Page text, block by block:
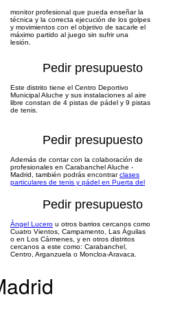
Pedir presupuesto
Pedir presupuesto
Pedir presupuesto
monitor profesional que pueda enseñar la
técnica y la correcta ejecución de los golpes
y movimientos con el objetivo de sacarle el
máximo partido al juego sin sufrir una
lesión.
Este distrito tiene el Centro Deportivo
Municipal Aluche y sus instalaciones al aire
libre constan de 4 pistas de pádel y 9 pistas
de tenis.
Además de contar con la colaboración de
profesionales en Carabanchel Aluche -
Madrid, también podrás encontrarclases
particulares de tenis y pádel en Puerta del
Ángel Lucero u otros barrios cercanos como
Cuatro Vientos, Campamento, Las Águilas
o en Los Cármenes, y en otros distritos
cercanos a este como: Carabanchel,
Centro, Arganzuela o Moncloa-Aravaca.